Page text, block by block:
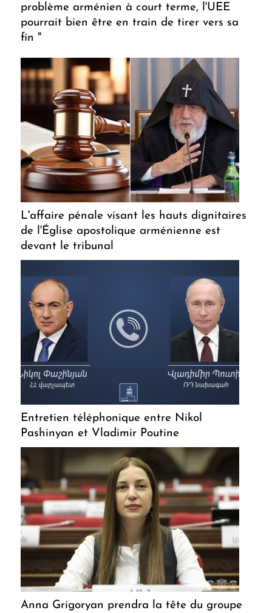
problème arménien à court terme, l'UEE
pourrait bien être en train de tirer vers sa
fin "
L'affaire pénale visant les hauts dignitaires
de l'Église apostolique arménienne est
devant le tribunal
Entretien téléphonique entre Nikol
Pashinyan et Vladimir Poutine
Anna Grigoryan prendra la tête du groupe